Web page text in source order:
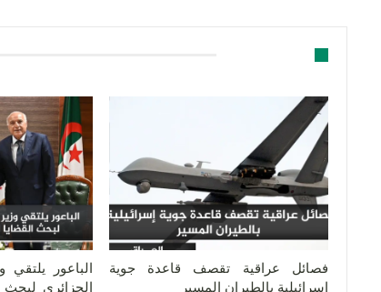
فصائل عراقية تقصف قاعدة جوية
إسرائيلية بالطيران المسير
الباعور يلتقي
الجزائري لبحث